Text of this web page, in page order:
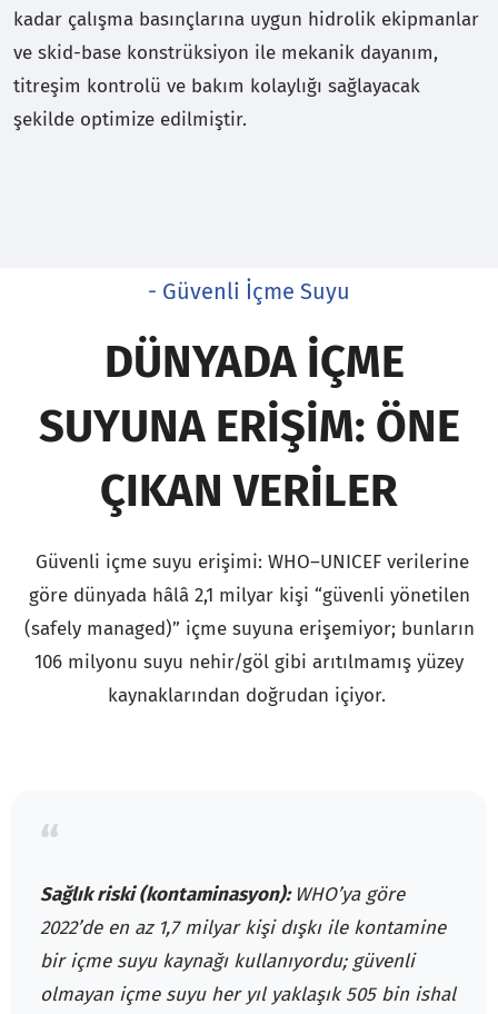
kadar çalışma basınçlarına uygun hidrolik ekipmanlar
ve skid-base konstrüksiyon ile mekanik dayanım,
titreşim kontrolü ve bakım kolaylığı sağlayacak
şekilde optimize edilmiştir.
- Güvenli İçme Suyu
DÜNYADA İÇME
SUYUNA ERIŞIM: ÖNE
ÇIKAN VERILER
Güvenli içme suyu erişimi: WHO–UNICEF verilerine
göre dünyada hâlâ 2,1 milyar kişi “güvenli yönetilen
(safely managed)” içme suyuna erişemiyor; bunların
106 milyonu suyu nehir/göl gibi arıtılmamış yüzey
kaynaklarından doğrudan içiyor.
“
Sağlık riski (kontaminasyon):WHO’ya göre
2022’de en az 1,7 milyar kişi dışkı ile kontamine
bir içme suyu kaynağı kullanıyordu; güvenli
olmayan içme suyu her yıl yaklaşık 505 bin ishal